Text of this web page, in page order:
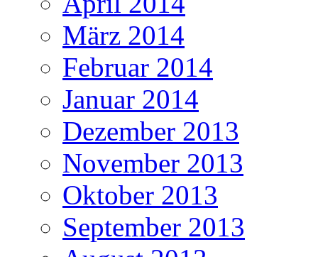
März 2014
Februar 2014
Januar 2014
Dezember 2013
November 2013
Oktober 2013
September 2013